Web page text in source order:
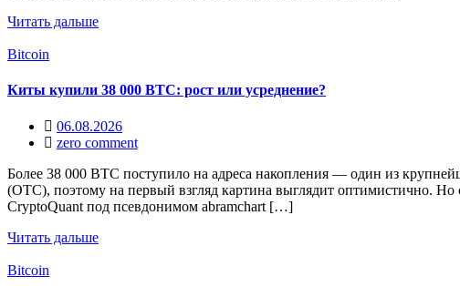
Читать дальше
Bitcoin
Киты купили 38 000 BTC: рост или усреднение?
06.08.2026
zero comment
Более 38 000 BTC поступило на адреса накопления — один из
(OTC), поэтому на первый взгляд картина выглядит оптимистично. Но
CryptoQuant под псевдонимом abramchart […]
Читать дальше
Bitcoin